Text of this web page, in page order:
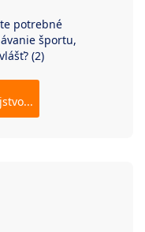
potrebné
športu,
(2)